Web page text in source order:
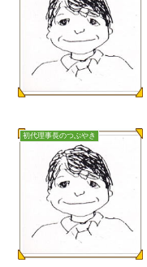
初代理事長のつぶやき